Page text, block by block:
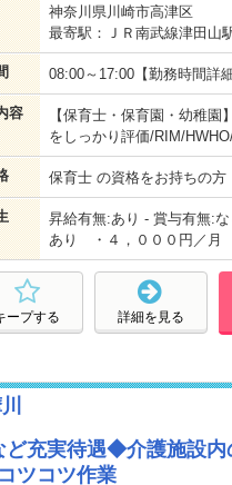
神奈川県川崎市高津区
最寄駅：ＪＲ南武線津田山
08:00～17:00【勤務時間詳
容
【保育士・保育園・幼稚
をしっかり評価/RIM/
保育士 の資格をお持ちの方
昇給有無:あり - 賞与有無:
あり ・４，０００円／月
詳細を見る
ープする
充実待遇◆介護施設
ツコツ作業